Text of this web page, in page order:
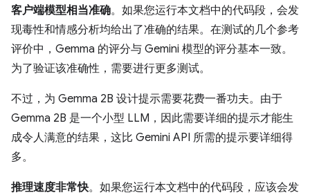
客户端模型相当准确。如果您运行本文档中的代码段，会发
现毒性和情感分析均给出了准确的结果。在测试的几个参考
评价中，Gemma 的评分与 Gemini 模型的评分基本一致。
为了验证该准确性，需要进行更多测试。
不过，为 Gemma 2B 设计提示需要花费一番功夫。由于
Gemma 2B 是一个小型 LLM，因此需要详细的提示才能生
成令人满意的结果，这比 Gemini API 所需的提示要详细得
多。
推理速度非常快。如果您运行本文档中的代码段，应该会发